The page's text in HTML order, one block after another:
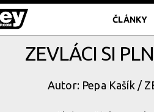
ČLÁNKY
ZEVLÁCI SI
Autor: Pepa Kašík /